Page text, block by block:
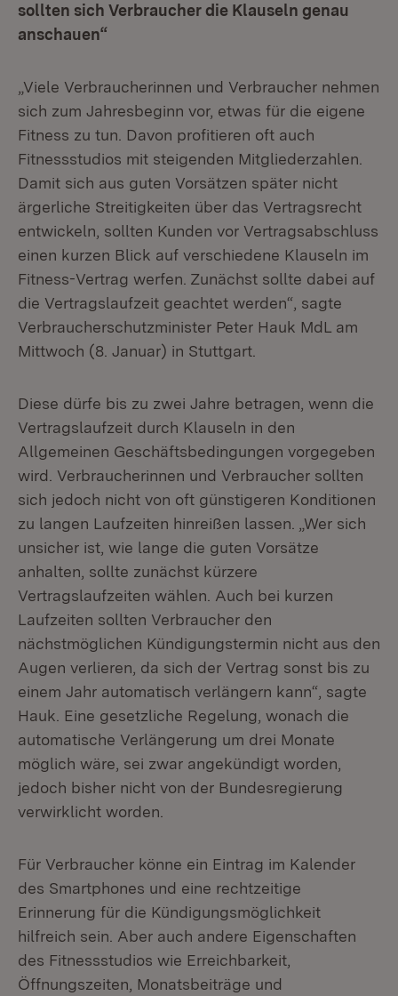
sollten sich Verbraucher die Klauseln genau
anschauen“
„Viele Verbraucherinnen und Verbraucher nehmen
sich zum Jahresbeginn vor, etwas für die eigene
Fitness zu tun. Davon profitieren oft auch
Fitnessstudios mit steigenden Mitgliederzahlen.
Damit sich aus guten Vorsätzen später nicht
ärgerliche Streitigkeiten über das Vertragsrecht
entwickeln, sollten Kunden vor Vertragsabschluss
einen kurzen Blick auf verschiedene Klauseln im
Fitness-Vertrag werfen. Zunächst sollte dabei auf
die Vertragslaufzeit geachtet werden“, sagte
Verbraucherschutzminister Peter Hauk MdL am
Mittwoch (8. Januar) in Stuttgart.
Diese dürfe bis zu zwei Jahre betragen, wenn die
Vertragslaufzeit durch Klauseln in den
Allgemeinen Geschäftsbedingungen vorgegeben
wird. Verbraucherinnen und Verbraucher sollten
sich jedoch nicht von oft günstigeren Konditionen
zu langen Laufzeiten hinreißen lassen. „Wer sich
unsicher ist, wie lange die guten Vorsätze
anhalten, sollte zunächst kürzere
Vertragslaufzeiten wählen. Auch bei kurzen
Laufzeiten sollten Verbraucher den
nächstmöglichen Kündigungstermin nicht aus den
Augen verlieren, da sich der Vertrag sonst bis zu
einem Jahr automatisch verlängern kann“, sagte
Hauk. Eine gesetzliche Regelung, wonach die
automatische Verlängerung um drei Monate
möglich wäre, sei zwar angekündigt worden,
jedoch bisher nicht von der Bundesregierung
verwirklicht worden.
Für Verbraucher könne ein Eintrag im Kalender
des Smartphones und eine rechtzeitige
Erinnerung für die Kündigungsmöglichkeit
hilfreich sein. Aber auch andere Eigenschaften
des Fitnessstudios wie Erreichbarkeit,
Öffnungszeiten, Monatsbeiträge und